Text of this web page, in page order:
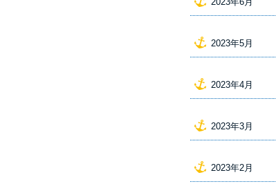
2023年5月
2023年4月
2023年3月
2023年2月